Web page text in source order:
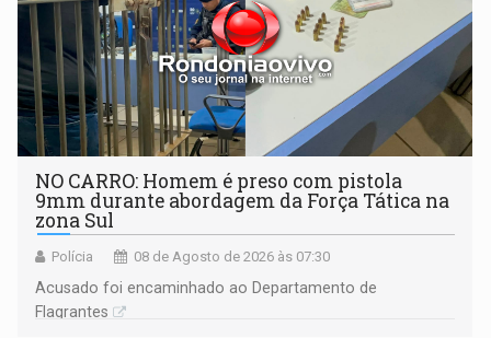
NO CARRO: Homem é preso com pistola
9mm durante abordagem da Força Tática na
zona Sul
Polícia 08 de Agosto de 2026 às 07:30
Acusado foi encaminhado ao Departamento de
Flagrantes